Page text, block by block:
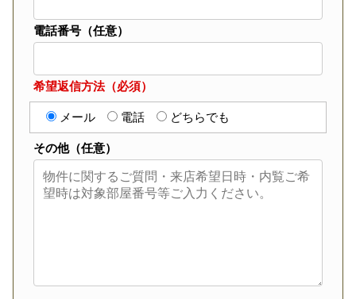
電話番号（任意）
希望返信方法（必須）
メール 電話 どちらでも
その他（任意）